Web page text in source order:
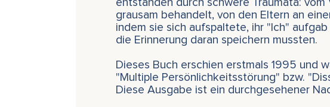
entstanden durch schwere Traumata:
grausam behandelt, von den Eltern an
indem sie sich aufspaltete, ihr "Ich"
die Erinnerung daran speichern mussten.
Dieses Buch erschien erstmals 1995 und
"Multiple Persönlichkeitsstörung" bzw.
Diese Ausgabe ist ein durchgesehener